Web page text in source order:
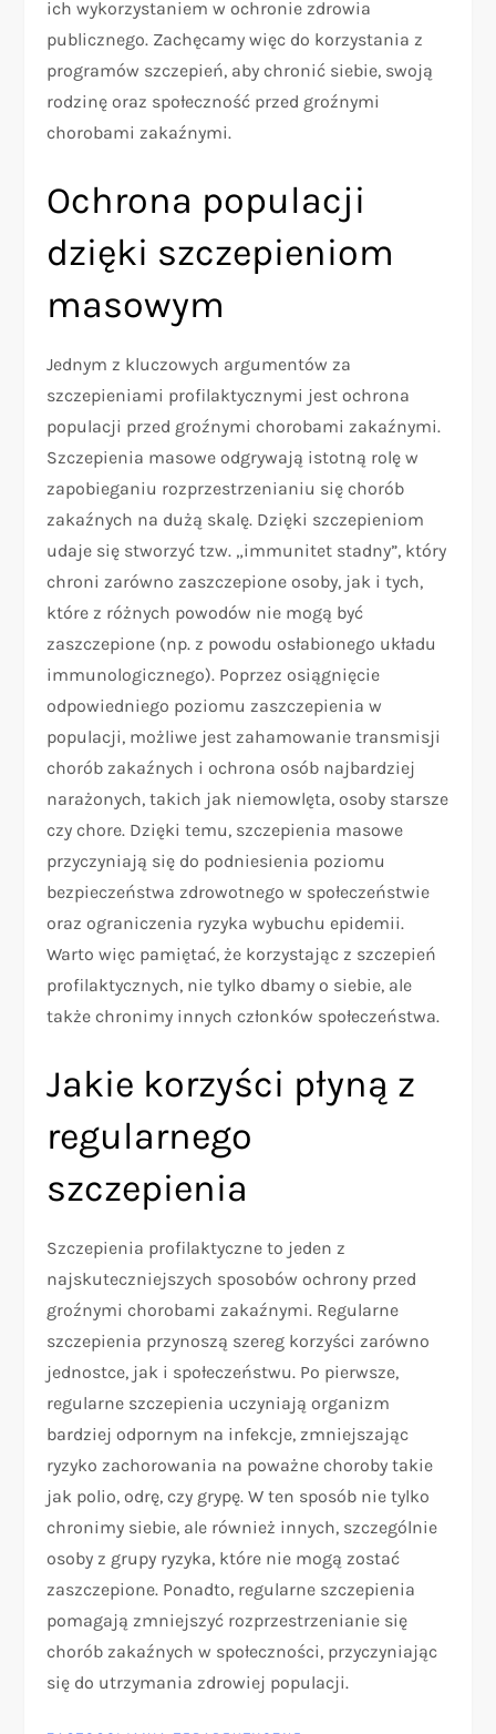
ich wykorzystaniem w ochronie zdrowia
publicznego. Zachęcamy więc do korzystania z
programów szczepień, aby chronić siebie, swoją
rodzinę oraz społeczność przed groźnymi
chorobami zakaźnymi.
Ochrona populacji
dzięki szczepieniom
masowym
Jednym z kluczowych argumentów za
szczepieniami profilaktycznymi jest ochrona
populacji przed groźnymi chorobami zakaźnymi.
Szczepienia masowe odgrywają istotną rolę w
zapobieganiu rozprzestrzenianiu się chorób
zakaźnych na dużą skalę. Dzięki szczepieniom
udaje się stworzyć tzw. „immunitet stadny”, który
chroni zarówno zaszczepione osoby, jak i tych,
które z różnych powodów nie mogą być
zaszczepione (np. z powodu osłabionego układu
immunologicznego). Poprzez osiągnięcie
odpowiedniego poziomu zaszczepienia w
populacji, możliwe jest zahamowanie transmisji
chorób zakaźnych i ochrona osób najbardziej
narażonych, takich jak niemowlęta, osoby starsze
czy chore. Dzięki temu, szczepienia masowe
przyczyniają się do podniesienia poziomu
bezpieczeństwa zdrowotnego w społeczeństwie
oraz ograniczenia ryzyka wybuchu epidemii.
Warto więc pamiętać, że korzystając z szczepień
profilaktycznych, nie tylko dbamy o siebie, ale
także chronimy innych członków społeczeństwa.
Jakie korzyści płyną z
regularnego
szczepienia
Szczepienia profilaktyczne to jeden z
najskuteczniejszych sposobów ochrony przed
groźnymi chorobami zakaźnymi. Regularne
szczepienia przynoszą szereg korzyści zarówno
jednostce, jak i społeczeństwu. Po pierwsze,
regularne szczepienia uczyniają organizm
bardziej odpornym na infekcje, zmniejszając
ryzyko zachorowania na poważne choroby takie
jak polio, odrę, czy grypę. W ten sposób nie tylko
chronimy siebie, ale również innych, szczególnie
osoby z grupy ryzyka, które nie mogą zostać
zaszczepione. Ponadto, regularne szczepienia
pomagają zmniejszyć rozprzestrzenianie się
chorób zakaźnych w społeczności, przyczyniając
się do utrzymania zdrowiej populacji.